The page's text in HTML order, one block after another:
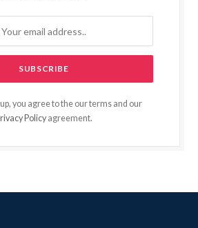
you agree to the our terms and our
Policy agreement.